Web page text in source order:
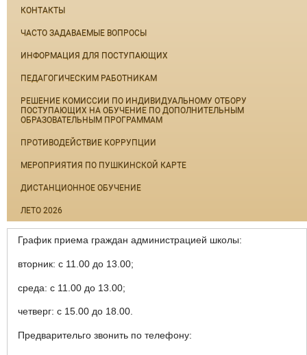
КОНТАКТЫ
ЧАСТО ЗАДАВАЕМЫЕ ВОПРОСЫ
ИНФОРМАЦИЯ ДЛЯ ПОСТУПАЮЩИХ
ПЕДАГОГИЧЕСКИМ РАБОТНИКАМ
РЕШЕНИЕ КОМИССИИ ПО ИНДИВИДУАЛЬНОМУ ОТБОРУ
ПОСТУПАЮЩИХ НА ОБУЧЕНИЕ ПО ДОПОЛНИТЕЛЬНЫМ
ОБРАЗОВАТЕЛЬНЫМ ПРОГРАММАМ
ПРОТИВОДЕЙСТВИЕ КОРРУПЦИИ
МЕРОПРИЯТИЯ ПО ПУШКИНСКОЙ КАРТЕ
ДИСТАНЦИОННОЕ ОБУЧЕНИЕ
ЛЕТО 2026
График приема граждан администрацией школы:
вторник: с 11.00 до 13.00;
среда: с 11.00 до 13.00;
четверг: с 15.00 до 18.00.
Предварительго звонить по телефону: